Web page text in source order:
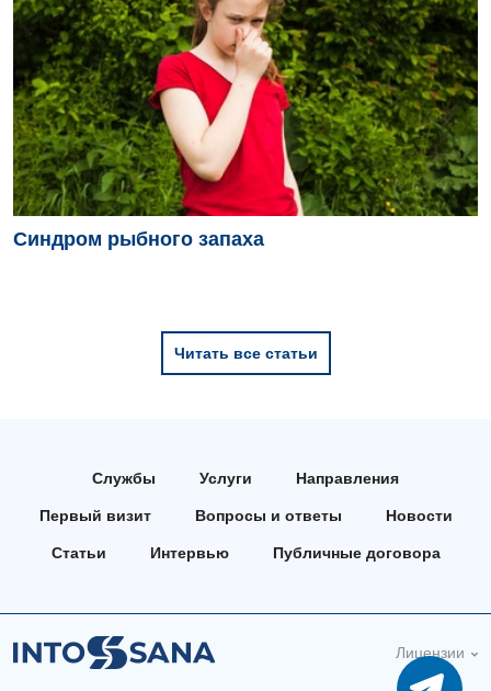
Синдром рыбного запаха
Читать все статьи
Службы Услуги Направления
Первый визит Вопросы и ответы Новости
Статьи Интервью Публичные договора
Лицензии